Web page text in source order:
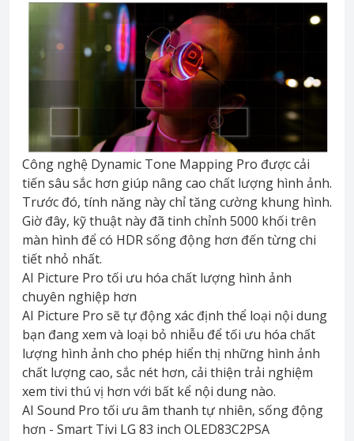
Công nghệ Dynamic Tone Mapping Pro được cải
tiến sâu sắc hơn giúp nâng cao chất lượng hình ảnh.
Trước đó, tính năng này chỉ tăng cường khung hình.
Giờ đây, kỹ thuật này đã tinh chỉnh 5000 khối trên
màn hình để có HDR sống động hơn đến từng chi
tiết nhỏ nhất.
AI Picture Pro tối ưu hóa chất lượng hình ảnh
chuyên nghiệp hơn
AI Picture Pro sẽ tự động xác định thể loại nội dung
bạn đang xem và loại bỏ nhiễu để tối ưu hóa chất
lượng hình ảnh cho phép hiển thị những hình ảnh
chất lượng cao, sắc nét hơn, cải thiện trải nghiệm
xem tivi thú vị hơn với bất kể nội dung nào.
AI Sound Pro tối ưu âm thanh tự nhiên, sống động
hơn - Smart Tivi LG 83 inch OLED83C2PSA